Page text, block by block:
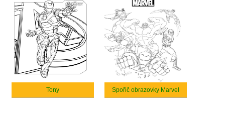
Tony Spořič obrazovky Marvel